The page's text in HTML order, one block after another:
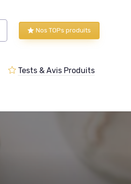
Nos TOPs produits
Tests & Avis Produits